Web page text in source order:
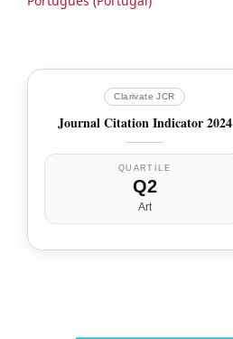
Clarivate JCR
Journal Citation Indicator 2024
QUARTILE
Q2
Art